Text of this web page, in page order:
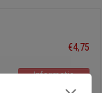
€4,75
Informatie